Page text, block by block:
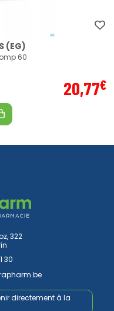
(EG)
Comfort Comp 60
20,77€
322
30
directement à la